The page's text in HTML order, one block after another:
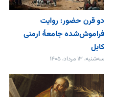
دو قرن حضور: روایت
فراموش‌شده جامعۀ ارمنی
کابل
سه‌شنبه، ۱۳ مرداد، ۱۴۰۵